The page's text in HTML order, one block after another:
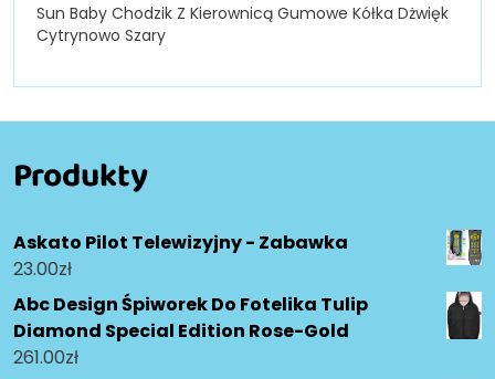
Sun Baby Chodzik Z Kierownicą Gumowe Kółka Dżwięk
Cytrynowo Szary
Produkty
Askato Pilot Telewizyjny - Zabawka
23.00zł
Abc Design Śpiworek Do Fotelika Tulip
Diamond Special Edition Rose-Gold
261.00zł